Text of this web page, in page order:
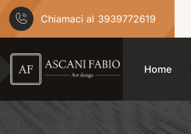
Chiamaci al 3939772619
Home